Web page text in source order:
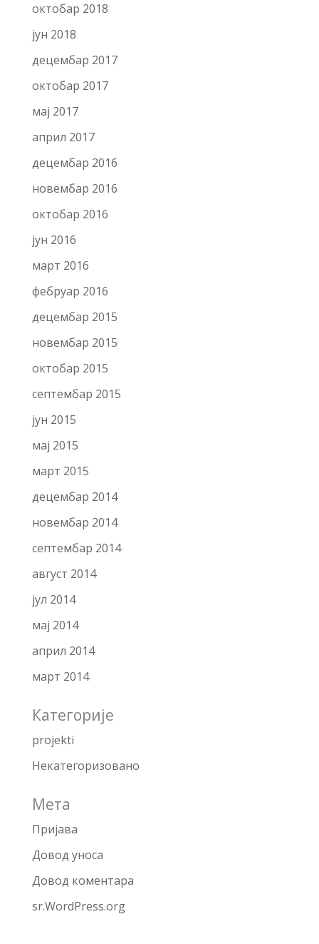
октобар 2018
јун 2018
децембар 2017
октобар 2017
мај 2017
април 2017
децембар 2016
новембар 2016
октобар 2016
јун 2016
март 2016
фебруар 2016
децембар 2015
новембар 2015
октобар 2015
септембар 2015
јун 2015
мај 2015
март 2015
децембар 2014
новембар 2014
септембар 2014
август 2014
јул 2014
мај 2014
април 2014
март 2014
Категорије
projekti
Некатегоризовано
Мета
Пријава
Довод уноса
Довод коментара
sr.WordPress.org